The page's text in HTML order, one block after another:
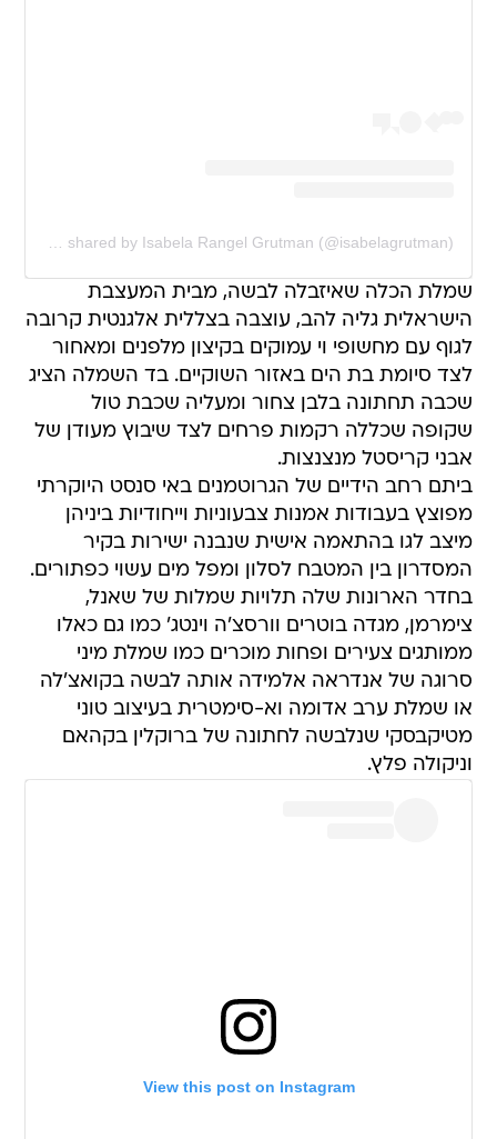
A post shared by Isabela Rangel Grutman (@isabelagrutman)
שמלת הכלה שאיזבלה לבשה, מבית המעצבת
הישראלית גליה להב, עוצבה בצללית אלגנטית קרובה
לגוף עם מחשופי וי עמוקים בקיצון מלפנים ומאחור
לצד סיומת בת הים באזור השוקיים. בד השמלה הציג
שכבה תחתונה בלבן צחור ומעליה שכבת טול
שקופה שכללה רקמות פרחים לצד שיבוץ מעודן של
אבני קריסטל מנצנצות.
ביתם רחב הידיים של הגרוטמנים באי סנסט היוקרתי
מפוצץ בעבודות אמנות צבעוניות וייחודיות ביניהן
מיצב לגו בהתאמה אישית שנבנה ישירות בקיר
המסדרון בין המטבח לסלון ומפל מים עשוי כפתורים.
בחדר הארונות שלה תלויות שמלות של שאנל,
צימרמן, מגדה בוטרים וורסצ'ה וינטג' כמו גם כאלו
ממותגים צעירים ופחות מוכרים כמו שמלת מיני
סרוגה של אנדראה אלמידה אותה לבשה בקואצ'לה
או שמלת ערב אדומה וא-סימטרית בעיצוב טוני
מטיקבסקי שנלבשה לחתונה של ברוקלין בקהאם
וניקולה פלץ.
View this post on Instagram